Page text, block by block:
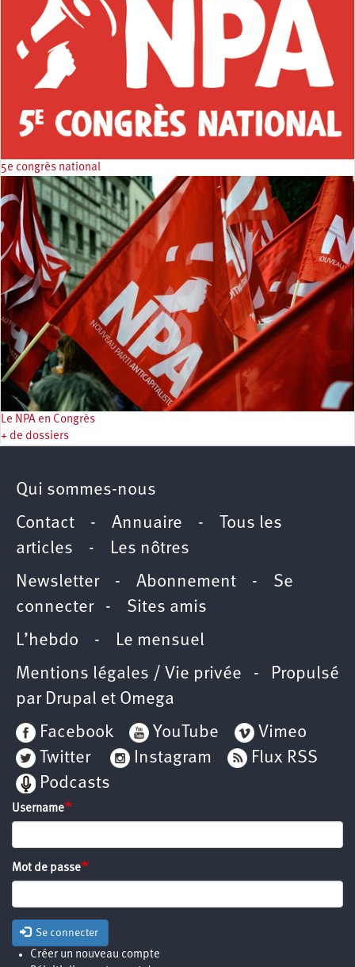
5e congrès national
Le NPA en Congrès
+ de dossiers
Qui sommes-nous
Contact - Annuaire -
Tous les
articles - Les nôtres
Newsletter- Abonnement - Se
connecter- Sites amis
L’hebdo - Le mensuel
Mentions légales / Vie privée - Propulsé
par Drupal et Omega
Facebook
YouTube
Vimeo
Twitter
Instagram
Flux RSS
Podcasts
Username
Mot de passe
Se connecter
Créer un nouveau compte